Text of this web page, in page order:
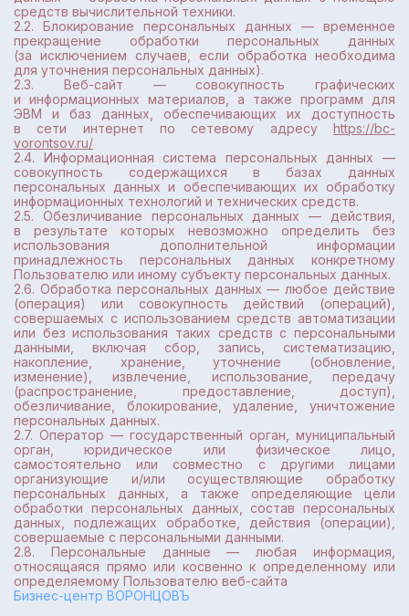
средств вычислительной техники.
2.2. Блокирование персональных данных — временное
прекращение обработки персональных данных
(за исключением случаев, если обработка необходима
для уточнения персональных данных).
2.3. Веб-сайт — совокупность графических
и информационных материалов, а также программ для
ЭВМ и баз данных, обеспечивающих их доступность
в сети интернет по сетевому адресу https://bc-
vorontsov.ru/
2.4. Информационная система персональных данных —
совокупность содержащихся в базах данных
персональных данных и обеспечивающих их обработку
информационных технологий и технических средств.
2.5. Обезличивание персональных данных — действия,
в результате которых невозможно определить без
использования дополнительной информации
принадлежность персональных данных конкретному
Пользователю или иному субъекту персональных данных.
2.6. Обработка персональных данных — любое действие
(операция) или совокупность действий (операций),
совершаемых с использованием средств автоматизации
или без использования таких средств с персональными
данными, включая сбор, запись, систематизацию,
накопление, хранение, уточнение (обновление,
изменение), извлечение, использование, передачу
(распространение, предоставление, доступ),
обезличивание, блокирование, удаление, уничтожение
персональных данных.
2.7. Оператор — государственный орган, муниципальный
орган, юридическое или физическое лицо,
самостоятельно или совместно с другими лицами
организующие и/или осуществляющие обработку
персональных данных, а также определяющие цели
обработки персональных данных, состав персональных
данных, подлежащих обработке, действия (операции),
совершаемые с персональными данными.
2.8. Персональные данные — любая информация,
относящаяся прямо или косвенно к определенному или
определяемому Пользователю веб-сайта
Бизнес-центр ВОРОНЦОВЪ